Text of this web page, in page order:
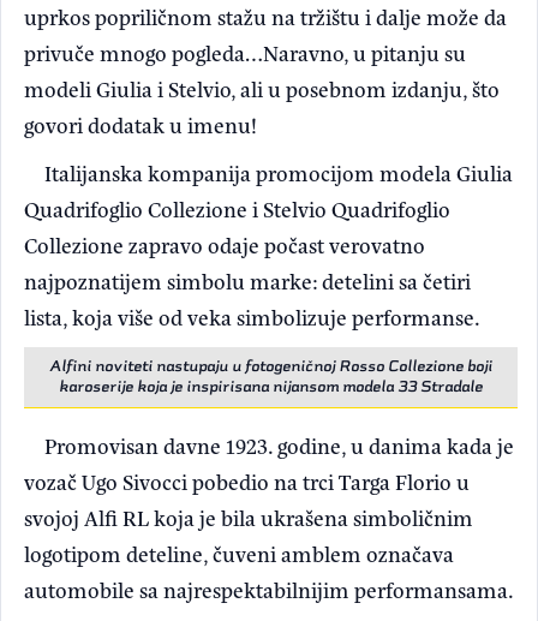
uprkos popriličnom stažu na tržištu i dalje može da
privuče mnogo pogleda…Naravno, u pitanju su
modeli Giulia i Stelvio, ali u posebnom izdanju, što
govori dodatak u imenu!
Italijanska kompanija promocijom modela Giulia
Quadrifoglio Collezione i Stelvio Quadrifoglio
Collezione zapravo odaje počast verovatno
najpoznatijem simbolu marke: detelini sa četiri
lista, koja više od veka simbolizuje performanse.
Alfini noviteti nastupaju u fotogeničnoj Rosso Collezione boji
karoserije koja je inspirisana nijansom modela 33 Stradale
Promovisan davne 1923. godine, u danima kada je
vozač Ugo Sivocci pobedio na trci Targa Florio u
svojoj Alfi RL koja je bila ukrašena simboličnim
logotipom deteline, čuveni amblem označava
automobile sa najrespektabilnijim performansama.